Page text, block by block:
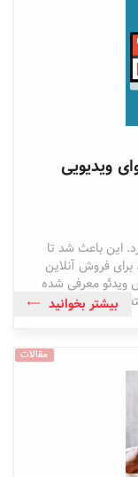
ویدیویی
این باعث شد تا
برای فروش آنلاین
ویدئو معرفی شده
کنید.
بیشتر بخوانید
مقالات